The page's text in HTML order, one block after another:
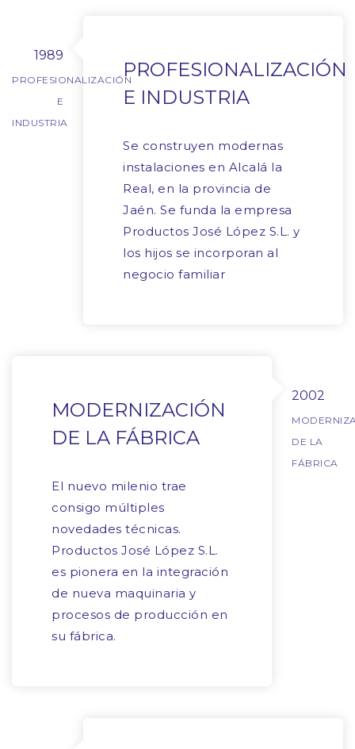
1989
PROFESIONALIZACIÓN
E
INDUSTRIA
PROFESIONALIZACIÓN
E INDUSTRIA
Se construyen modernas
instalaciones en Alcalá la
Real, en la provincia de
Jaén. Se funda la empresa
Productos José López S.L. y
los hijos se incorporan al
negocio familiar
2002
DE LA
FÁBRICA
MODERNIZACIÓN
DE LA FÁBRICA
El nuevo milenio trae
consigo múltiples
novedades técnicas.
Productos José López S.L.
es pionera en la integración
de nueva maquinaria y
procesos de producción en
su fábrica.